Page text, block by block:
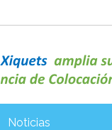
Noticias